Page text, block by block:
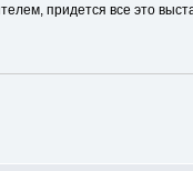
придется все это